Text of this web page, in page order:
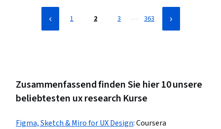
Strategie, Prüfung der Benutzerfreundlichkeit, Figma
(Entwurfssoftware), Produktverbesserung, Journey
1 2 3 … 363
Zusammenfassend finden Sie hier 10 unsere
beliebtesten ux research Kurse
Figma, Sketch & Miro for UX Design:Coursera